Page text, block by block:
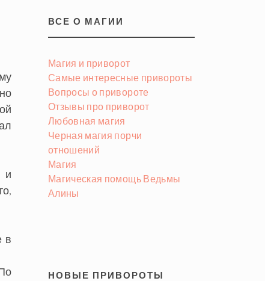
и
в
ВСЕ О МАГИИ
Магия и приворот
Самые интересные привороты
Вопросы о привороте
Отзывы про приворот
Любовная магия
Черная магия порчи
отношений
Магия
Магическая помощь Ведьмы
Алины
НОВЫЕ ПРИВОРОТЫ